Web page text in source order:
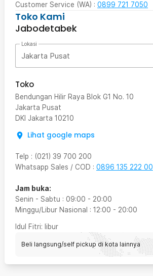
Customer Service (WA) : 0899 721 7050
Toko Kami
Jabodetabek
Lokasi
Jakarta Pusat
Toko
Bendungan Hilir Raya Blok G1 No. 10
Jakarta Pusat
DKI Jakarta 10210
Lihat google maps
Telp : (021) 39 700 200
Whatsapp Sales / COD : 0896 135 222 00
Jam buka:
Senin - Sabtu : 09:00 - 20:00
Minggu/Libur Nasional : 12:00 - 20:00
Idul Fitri: libur
Beli langsung/self pickup di kota lainnya